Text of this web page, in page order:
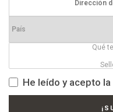
He leído y acepto la